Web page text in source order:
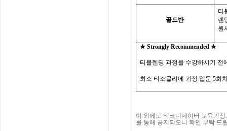
골드반
티
렌
원
★Strongly Recommended ★
티블렌딩 과정을 수강하시기 전
최소 티소믈리에 과정 입문 5회
이 외에도 티코디네이터 교육과
를 통해 공지되오니 확인 부탁 드